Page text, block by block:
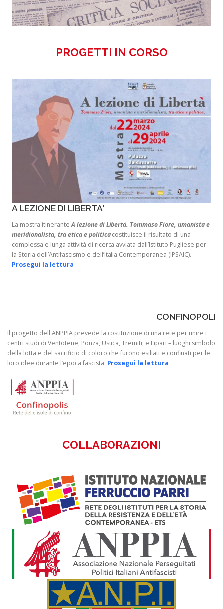
PROGETTI IN CORSO
A LEZIONE DI LIBERTA'
La mostra itineranteA lezione di Libertà. Tommaso Fiore, umanista e
meridionalista, tra etica e politica costituisce il risultato di una
complessa e lunga attività di ricerca avviata dall’Istituto Pugliese per
la Storia dell’Antifascismo e dell’Italia Contemporanea (IPSAIC).
Prosegui la lettura
CONFINOPOLI
Il progetto dell'ANPPIA prevede la costituzione di una rete per unire i
centri studi di Ventotene, Ponza, Ustica, Tremiti, e Lipari – luoghi simbolo
della lotta e del sacrificio di coloro che furono esiliati e confinati per le
loro idee durante l’epoca fascista. Prosegui la lettura
COLLABORAZIONI